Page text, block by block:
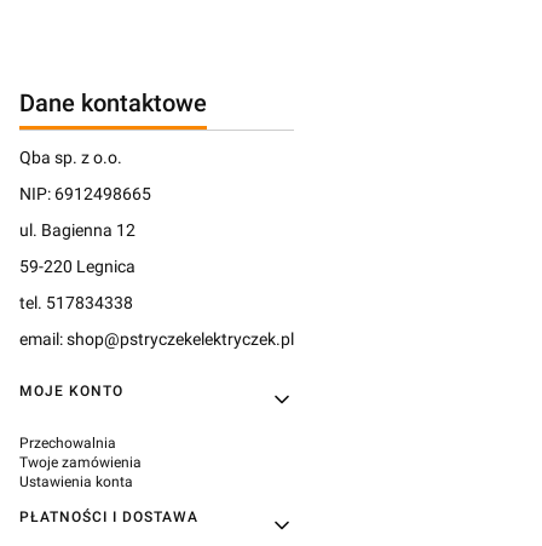
Dane kontaktowe
Qba sp. z o.o.
NIP: 6912498665
ul. Bagienna 12
59-220 Legnica
tel. 517834338
email: shop@pstryczekelektryczek.pl
Linki w stopce
MOJE KONTO
Przechowalnia
Twoje zamówienia
Ustawienia konta
PŁATNOŚCI I DOSTAWA